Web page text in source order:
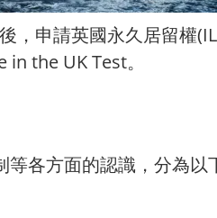
，申請英國永久居留權
the UK Test。
各方面的認識，分為以